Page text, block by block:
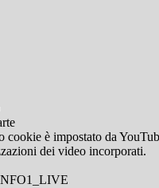
cookie è impostato da
dei video incorporati.